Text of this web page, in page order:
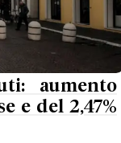
aumento
e del 2,47%